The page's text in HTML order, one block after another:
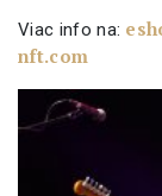
Viac info na:
nft.com